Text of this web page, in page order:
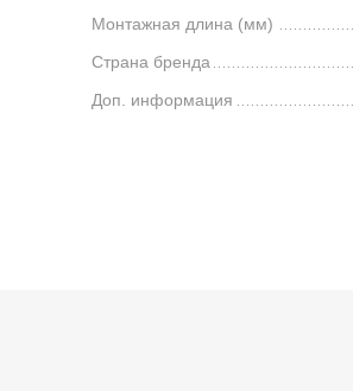
Монтажная длина (мм)
Страна бренда
Доп. информация